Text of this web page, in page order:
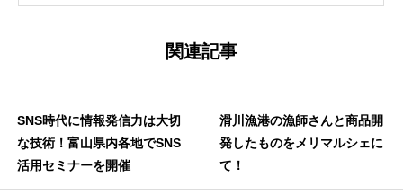
関連記事
SNS時代に情報発信力は大切
な技術！富山県内各地でSNS
活用セミナーを開催
滑川漁港の漁師さんと商品開
発したものをメリマルシェに
て！